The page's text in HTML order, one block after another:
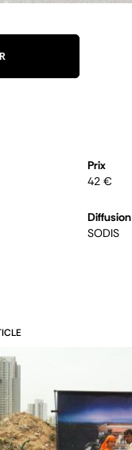
Prix
42 €
Diffusion
SODIS